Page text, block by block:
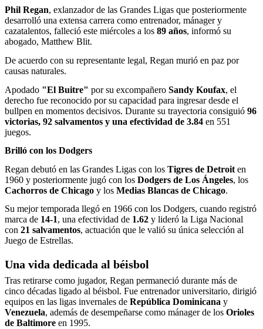
Phil Regan, exlanzador de las Grandes Ligas que posteriormente
desarrolló una extensa carrera como entrenador, mánager y
cazatalentos, falleció este miércoles a los 89 años, informó su
abogado, Matthew Blit.
De acuerdo con su representante legal, Regan murió en paz por
causas naturales.
Apodado "El Buitre" por su excompañero Sandy Koufax, el
derecho fue reconocido por su capacidad para ingresar desde el
bullpen en momentos decisivos. Durante su trayectoria consiguió 96
victorias, 92 salvamentos y una efectividad de 3.84 en 551
juegos.
Brilló con los Dodgers
Regan debutó en las Grandes Ligas con los Tigres de Detroit en
1960 y posteriormente jugó con los Dodgers de Los Ángeles, los
Cachorros de Chicago y los Medias Blancas de Chicago.
Su mejor temporada llegó en 1966 con los Dodgers, cuando registró
marca de 14-1, una efectividad de 1.62 y lideró la Liga Nacional
con 21 salvamentos, actuación que le valió su única selección al
Juego de Estrellas.
Una vida dedicada al béisbol
Tras retirarse como jugador, Regan permaneció durante más de
cinco décadas ligado al béisbol. Fue entrenador universitario, dirigió
equipos en las ligas invernales de República Dominicana y
Venezuela, además de desempeñarse como mánager de los Orioles
de Baltimore en 1995.